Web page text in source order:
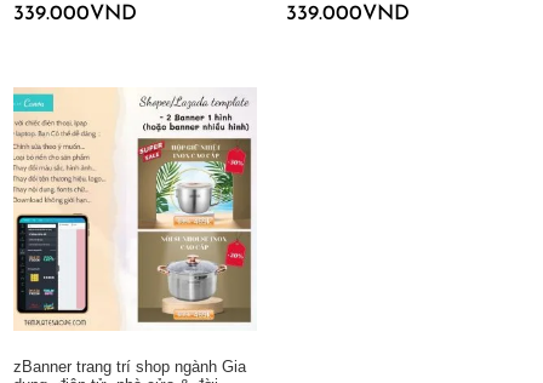
339.000VND 339.000VND
zBanner trang trí shop ngành Gia